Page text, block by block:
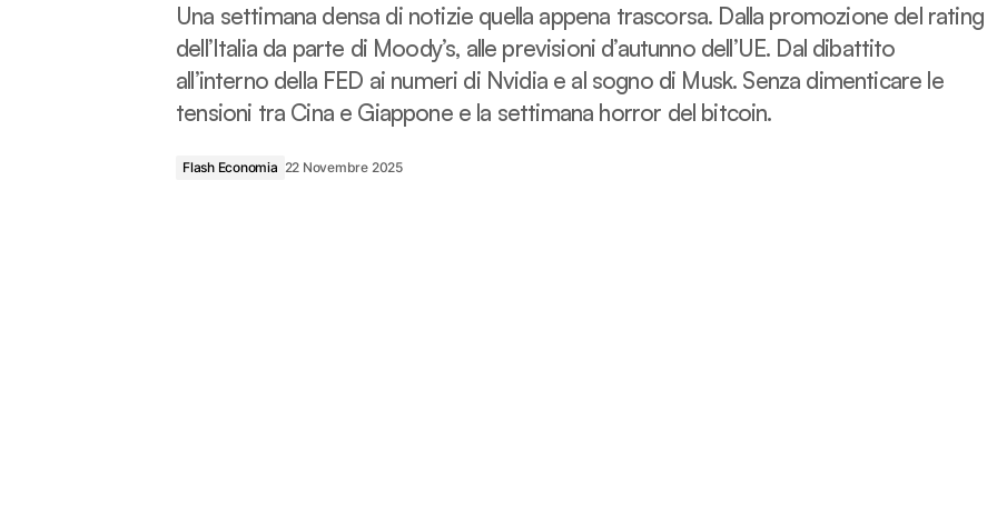
Una settimana densa di notizie quella appena trascorsa. Dalla promozione del rating
dell’Italia da parte di Moody’s, alle previsioni d’autunno dell’UE. Dal dibattito
all’interno della FED ai numeri di Nvidia e al sogno di Musk. Senza dimenticare le
tensioni tra Cina e Giappone e la settimana horror del bitcoin.
Flash Economia 22 Novembre 2025